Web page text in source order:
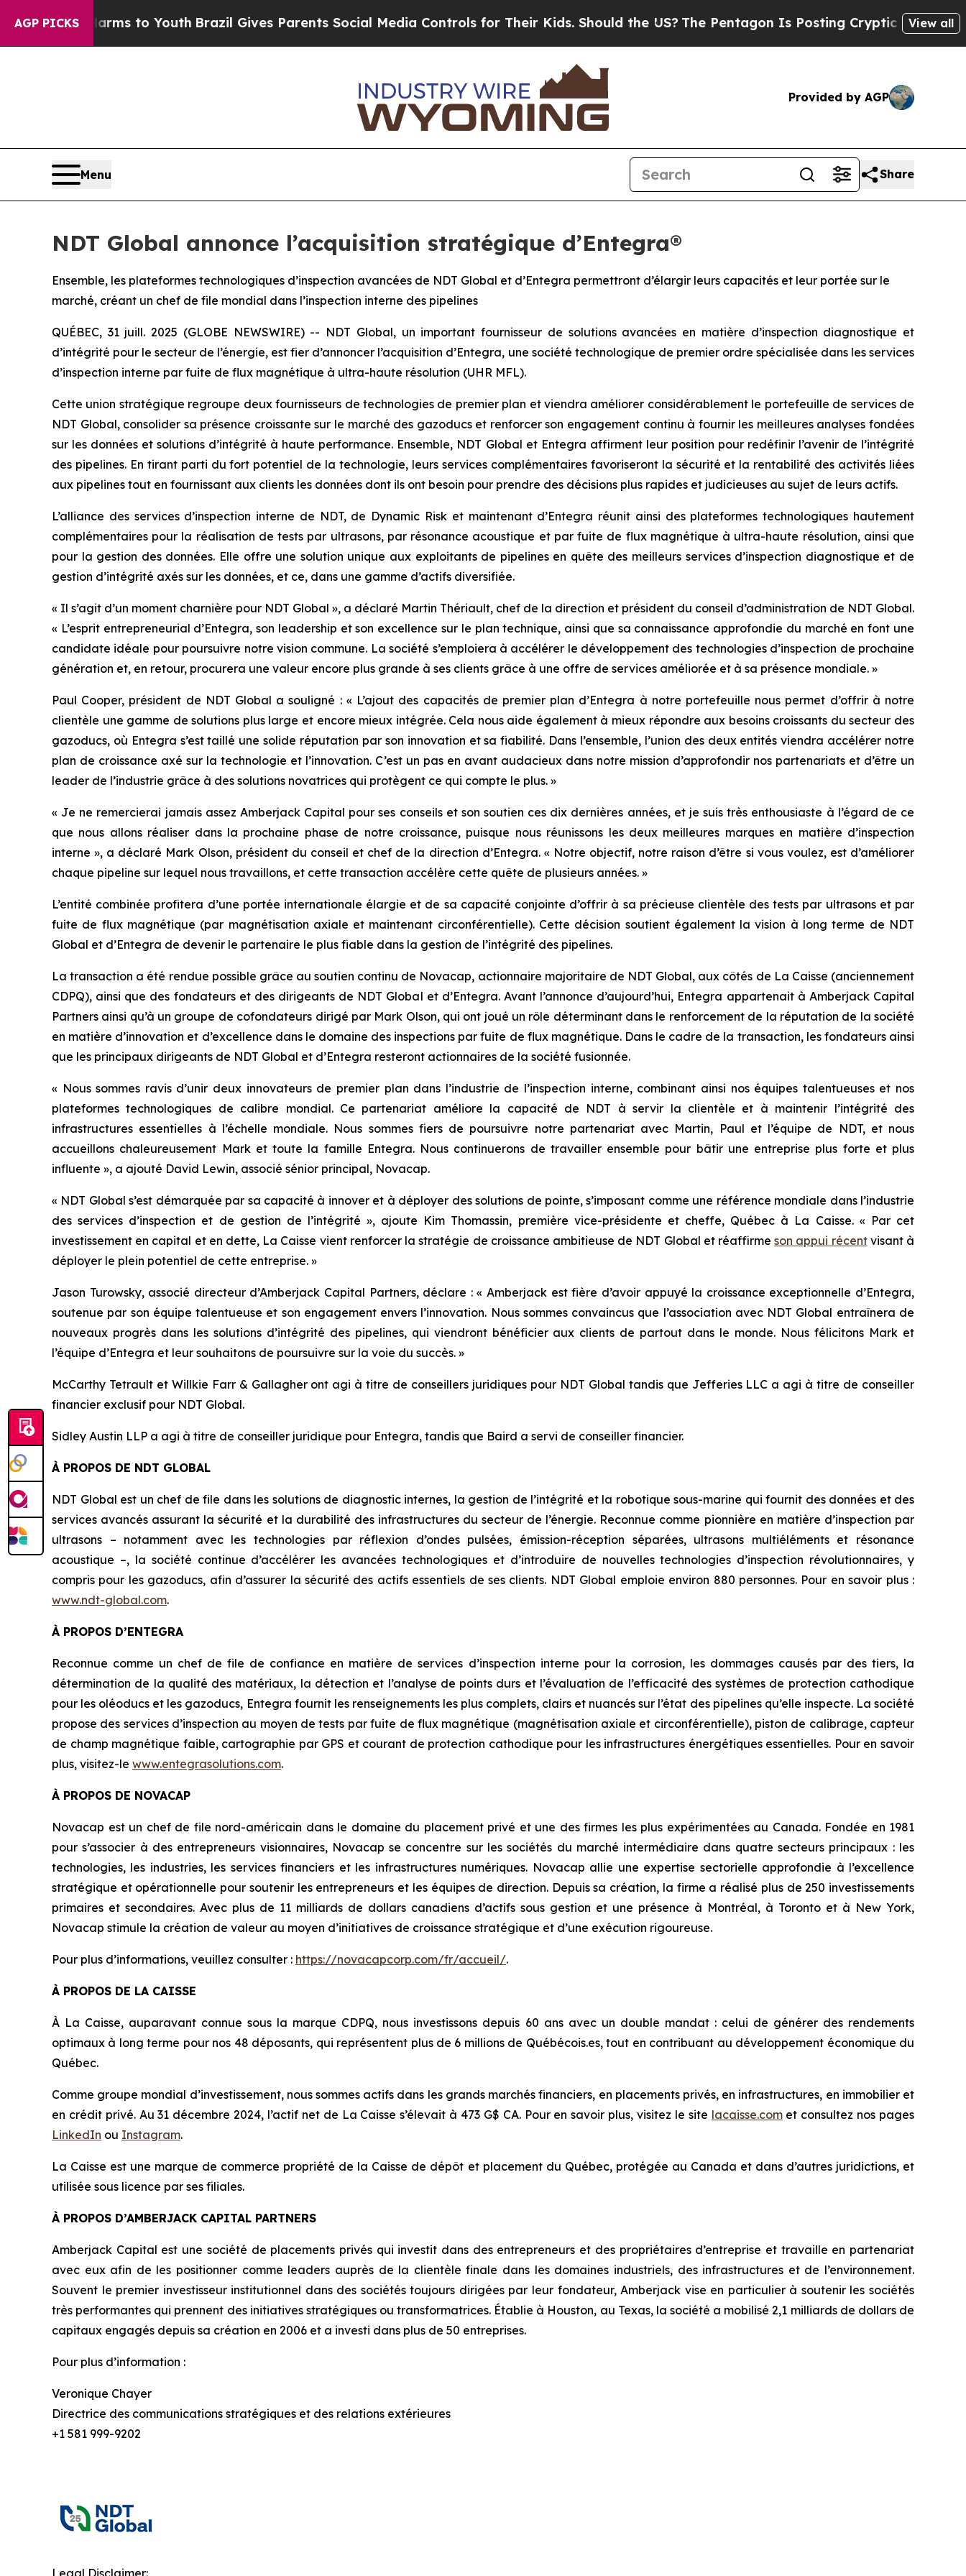
AGP PICKSto YouthBrazil Gives Parents Social Media Controls for Their Kids. Should the US?The Pentagon Is Posting Cryptic Biblical Messages on
View all
Provided by AGP
Menu Share
NDT Global annonce l’acquisition stratégique d’Entegra®
Ensemble, les plateformes technologiques d’inspection avancées de NDT Global et d’Entegra permettront d’élargir leurs capacités et leur portée sur le
marché, créant un chef de file mondial dans l’inspection interne des pipelines
QUÉBEC, 31 juill. 2025 (GLOBE NEWSWIRE) -- NDT Global, un important fournisseur de solutions avancées en matière d’inspection diagnostique et
d’intégrité pour le secteur de l’énergie, est fier d’annoncer l’acquisition d’Entegra, une société technologique de premier ordre spécialisée dans les services
d’inspection interne par fuite de flux magnétique à ultra-haute résolution (UHR MFL).
Cette union stratégique regroupe deux fournisseurs de technologies de premier plan et viendra améliorer considérablement le portefeuille de services de
NDT Global, consolider sa présence croissante sur le marché des gazoducs et renforcer son engagement continu à fournir les meilleures analyses fondées
sur les données et solutions d’intégrité à haute performance. Ensemble, NDT Global et Entegra affirment leur position pour redéfinir l’avenir de l’intégrité
des pipelines. En tirant parti du fort potentiel de la technologie, leurs services complémentaires favoriseront la sécurité et la rentabilité des activités liées
aux pipelines tout en fournissant aux clients les données dont ils ont besoin pour prendre des décisions plus rapides et judicieuses au sujet de leurs actifs.
L’alliance des services d’inspection interne de NDT, de Dynamic Risk et maintenant d’Entegra réunit ainsi des plateformes technologiques hautement
complémentaires pour la réalisation de tests par ultrasons, par résonance acoustique et par fuite de flux magnétique à ultra-haute résolution, ainsi que
pour la gestion des données. Elle offre une solution unique aux exploitants de pipelines en quête des meilleurs services d’inspection diagnostique et de
gestion d’intégrité axés sur les données, et ce, dans une gamme d’actifs diversifiée.
« Il s’agit d’un moment charnière pour NDT Global », a déclaré Martin Thériault, chef de la direction et président du conseil d’administration de NDT Global.
« L’esprit entrepreneurial d’Entegra, son leadership et son excellence sur le plan technique, ainsi que sa connaissance approfondie du marché en font une
candidate idéale pour poursuivre notre vision commune. La société s’emploiera à accélérer le développement des technologies d’inspection de prochaine
génération et, en retour, procurera une valeur encore plus grande à ses clients grâce à une offre de services améliorée et à sa présence mondiale. »
Paul Cooper, président de NDT Global a souligné : « L’ajout des capacités de premier plan d’Entegra à notre portefeuille nous permet d’offrir à notre
clientèle une gamme de solutions plus large et encore mieux intégrée. Cela nous aide également à mieux répondre aux besoins croissants du secteur des
gazoducs, où Entegra s’est taillé une solide réputation par son innovation et sa fiabilité. Dans l’ensemble, l’union des deux entités viendra accélérer notre
plan de croissance axé sur la technologie et l’innovation. C’est un pas en avant audacieux dans notre mission d’approfondir nos partenariats et d’être un
leader de l’industrie grâce à des solutions novatrices qui protègent ce qui compte le plus. »
« Je ne remercierai jamais assez Amberjack Capital pour ses conseils et son soutien ces dix dernières années, et je suis très enthousiaste à l’égard de ce
que nous allons réaliser dans la prochaine phase de notre croissance, puisque nous réunissons les deux meilleures marques en matière d’inspection
interne », a déclaré Mark Olson, président du conseil et chef de la direction d’Entegra. « Notre objectif, notre raison d’être si vous voulez, est d’améliorer
chaque pipeline sur lequel nous travaillons, et cette transaction accélère cette quête de plusieurs années. »
L’entité combinée profitera d’une portée internationale élargie et de sa capacité conjointe d’offrir à sa précieuse clientèle des tests par ultrasons et par
fuite de flux magnétique (par magnétisation axiale et maintenant circonférentielle). Cette décision soutient également la vision à long terme de NDT
Global et d’Entegra de devenir le partenaire le plus fiable dans la gestion de l’intégrité des pipelines.
La transaction a été rendue possible grâce au soutien continu de Novacap, actionnaire majoritaire de NDT Global, aux côtés de La Caisse (anciennement
CDPQ), ainsi que des fondateurs et des dirigeants de NDT Global et d’Entegra. Avant l’annonce d’aujourd’hui, Entegra appartenait à Amberjack Capital
Partners ainsi qu’à un groupe de cofondateurs dirigé par Mark Olson, qui ont joué un rôle déterminant dans le renforcement de la réputation de la société
en matière d’innovation et d’excellence dans le domaine des inspections par fuite de flux magnétique. Dans le cadre de la transaction, les fondateurs ainsi
que les principaux dirigeants de NDT Global et d’Entegra resteront actionnaires de la société fusionnée.
« Nous sommes ravis d’unir deux innovateurs de premier plan dans l’industrie de l’inspection interne, combinant ainsi nos équipes talentueuses et nos
plateformes technologiques de calibre mondial. Ce partenariat améliore la capacité de NDT à servir la clientèle et à maintenir l’intégrité des
infrastructures essentielles à l’échelle mondiale. Nous sommes fiers de poursuivre notre partenariat avec Martin, Paul et l’équipe de NDT, et nous
accueillons chaleureusement Mark et toute la famille Entegra. Nous continuerons de travailler ensemble pour bâtir une entreprise plus forte et plus
influente », a ajouté David Lewin, associé sénior principal, Novacap.
« NDT Global s’est démarquée par sa capacité à innover et à déployer des solutions de pointe, s’imposant comme une référence mondiale dans l’industrie
des services d’inspection et de gestion de l’intégrité », ajoute Kim Thomassin, première vice-présidente et cheffe, Québec à La Caisse. « Par cet
investissement en capital et en dette, La Caisse vient renforcer la stratégie de croissance ambitieuse de NDT Global et réaffirmeson appui récentvisant à
déployer le plein potentiel de cette entreprise. »
Jason Turowsky, associé directeur d’Amberjack Capital Partners, déclare : « Amberjack est fière d’avoir appuyé la croissance exceptionnelle d’Entegra,
soutenue par son équipe talentueuse et son engagement envers l’innovation. Nous sommes convaincus que l’association avec NDT Global entraînera de
nouveaux progrès dans les solutions d’intégrité des pipelines, qui viendront bénéficier aux clients de partout dans le monde. Nous félicitons Mark et
l’équipe d’Entegra et leur souhaitons de poursuivre sur la voie du succès. »
McCarthy Tetrault et Willkie Farr & Gallagher ont agi à titre de conseillers juridiques pour NDT Global tandis que Jefferies LLC a agi à titre de conseiller
financier exclusif pour NDT Global.
Sidley Austin LLP a agi à titre de conseiller juridique pour Entegra, tandis que Baird a servi de conseiller financier.
À PROPOS DE NDT GLOBAL
NDT Global est un chef de file dans les solutions de diagnostic internes, la gestion de l’intégrité et la robotique sous-marine qui fournit des données et des
services avancés assurant la sécurité et la durabilité des infrastructures du secteur de l’énergie. Reconnue comme pionnière en matière d’inspection par
ultrasons – notamment avec les technologies par réflexion d’ondes pulsées, émission-réception séparées, ultrasons multiéléments et résonance
acoustique –, la société continue d’accélérer les avancées technologiques et d’introduire de nouvelles technologies d’inspection révolutionnaires, y
compris pour les gazoducs, afin d’assurer la sécurité des actifs essentiels de ses clients. NDT Global emploie environ 880 personnes. Pour en savoir plus :
www.ndt-global.com.
À PROPOS D’ENTEGRA
Reconnue comme un chef de file de confiance en matière de services d’inspection interne pour la corrosion, les dommages causés par des tiers, la
détermination de la qualité des matériaux, la détection et l’analyse de points durs et l’évaluation de l’efficacité des systèmes de protection cathodique
pour les oléoducs et les gazoducs, Entegra fournit les renseignements les plus complets, clairs et nuancés sur l’état des pipelines qu’elle inspecte. La société
propose des services d’inspection au moyen de tests par fuite de flux magnétique (magnétisation axiale et circonférentielle), piston de calibrage, capteur
de champ magnétique faible, cartographie par GPS et courant de protection cathodique pour les infrastructures énergétiques essentielles. Pour en savoir
plus, visitez-le www.entegrasolutions.com.
À PROPOS DE NOVACAP
Novacap est un chef de file nord-américain dans le domaine du placement privé et une des firmes les plus expérimentées au Canada. Fondée en 1981
pour s’associer à des entrepreneurs visionnaires, Novacap se concentre sur les sociétés du marché intermédiaire dans quatre secteurs principaux : les
technologies, les industries, les services financiers et les infrastructures numériques. Novacap allie une expertise sectorielle approfondie à l’excellence
stratégique et opérationnelle pour soutenir les entrepreneurs et les équipes de direction. Depuis sa création, la firme a réalisé plus de 250 investissements
primaires et secondaires. Avec plus de 11 milliards de dollars canadiens d’actifs sous gestion et une présence à Montréal, à Toronto et à New York,
Novacap stimule la création de valeur au moyen d’initiatives de croissance stratégique et d’une exécution rigoureuse.
Pour plus d’informations, veuillez consulter : https://novacapcorp.com/fr/accueil/.
À PROPOS DE LA CAISSE
À La Caisse, auparavant connue sous la marque CDPQ, nous investissons depuis 60 ans avec un double mandat : celui de générer des rendements
optimaux à long terme pour nos 48 déposants, qui représentent plus de 6 millions de Québécois.es, tout en contribuant au développement économique du
Québec.
Comme groupe mondial d’investissement, nous sommes actifs dans les grands marchés financiers, en placements privés, en infrastructures, en immobilier et
en crédit privé. Au 31 décembre 2024, l’actif net de La Caisse s’élevait à 473 G$ CA. Pour en savoir plus, visitez le site lacaisse.comet consultez nos pages
LinkedIn ou Instagram.
La Caisse est une marque de commerce propriété de la Caisse de dépôt et placement du Québec, protégée au Canada et dans d’autres juridictions, et
utilisée sous licence par ses filiales.
À PROPOS D’AMBERJACK CAPITAL PARTNERS
Amberjack Capital est une société de placements privés qui investit dans des entrepreneurs et des propriétaires d’entreprise et travaille en partenariat
avec eux afin de les positionner comme leaders auprès de la clientèle finale dans les domaines industriels, des infrastructures et de l’environnement.
Souvent le premier investisseur institutionnel dans des sociétés toujours dirigées par leur fondateur, Amberjack vise en particulier à soutenir les sociétés
très performantes qui prennent des initiatives stratégiques ou transformatrices. Établie à Houston, au Texas, la société a mobilisé 2,1 milliards de dollars de
capitaux engagés depuis sa création en 2006 et a investi dans plus de 50 entreprises.
Pour plus d’information :
Veronique Chayer
Directrice des communications stratégiques et des relations extérieures
+1 581 999-9202
Legal Disclaimer: